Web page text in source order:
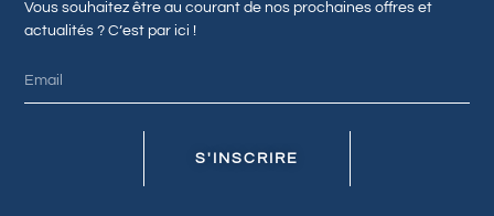
Vous souhaitez être au courant de nos prochaines offres et
actualités ? C’est par ici !
S'INSCRIRE